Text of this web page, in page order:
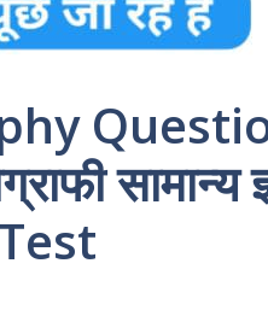
सामान्य